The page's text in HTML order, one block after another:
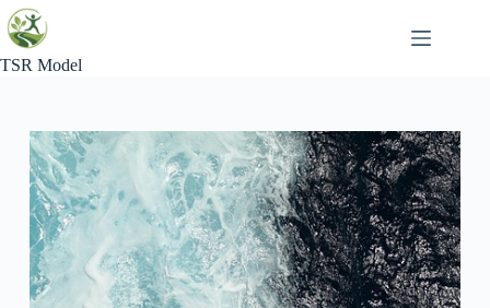
Skip
to
content
TSR Model